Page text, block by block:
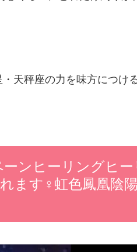
天秤座の力を味方につけ
ンヒーリングヒー
ます♀虹色鳳凰陰